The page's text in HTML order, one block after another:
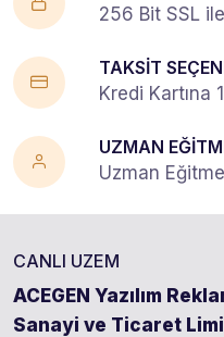
256 Bit SSL
TAKSİT
Kredi Kartına
UZMAN
Uzman
CANLI UZEM
ACEGEN Yazılım
Sanayi ve Ticaret